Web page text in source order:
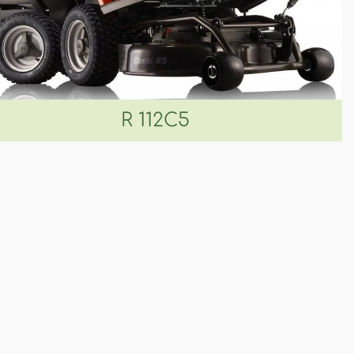
R 112C5